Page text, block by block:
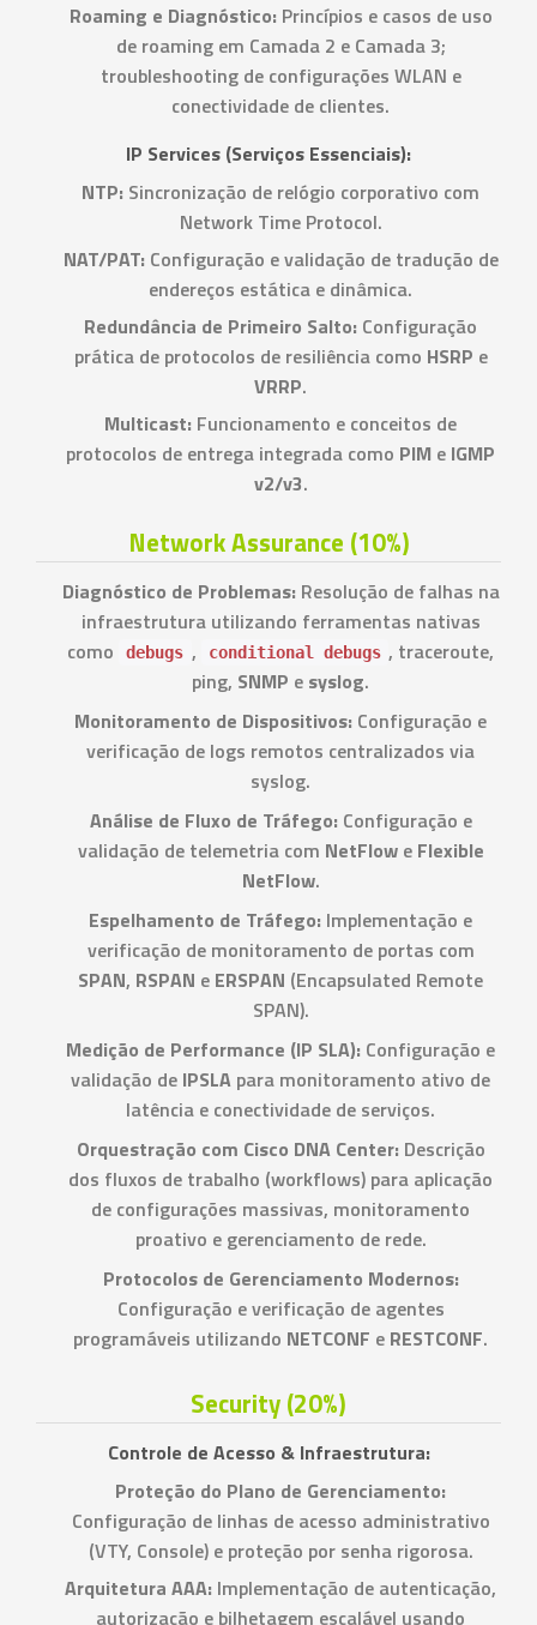
Roaming e Diagnóstico: Princípios e casos de uso
de roaming em Camada 2 e Camada 3;
troubleshooting de configurações WLAN e
conectividade de clientes.
IP Services (Serviços Essenciais):
NTP: Sincronização de relógio corporativo com
Network Time Protocol.
NAT/PAT: Configuração e validação de tradução de
endereços estática e dinâmica.
Redundância de Primeiro Salto: Configuração
prática de protocolos de resiliência como HSRP e
VRRP.
Multicast: Funcionamento e conceitos de
protocolos de entrega integrada como PIM e IGMP
v2/v3.
Network Assurance (10%)
Diagnóstico de Problemas: Resolução de falhas na
infraestrutura utilizando ferramentas nativas
como
debugs , conditional debugs , traceroute,
ping, SNMP e syslog.
Monitoramento de Dispositivos: Configuração e
verificação de logs remotos centralizados via
syslog.
Análise de Fluxo de Tráfego: Configuração e
validação de telemetria com NetFlowe Flexible
NetFlow.
Espelhamento de Tráfego: Implementação e
verificação de monitoramento de portas com
SPAN, RSPAN e ERSPAN (Encapsulated Remote
SPAN).
Medição de Performance (IP SLA): Configuração e
validação de IPSLA para monitoramento ativo de
latência e conectividade de serviços.
Orquestração com Cisco DNA Center: Descrição
dos fluxos de trabalho (workflows) para aplicação
de configurações massivas, monitoramento
proativo e gerenciamento de rede.
Protocolos de Gerenciamento Modernos:
Configuração e verificação de agentes
programáveis utilizando NETCONF e RESTCONF.
Security (20%)
Controle de Acesso & Infraestrutura:
Proteção do Plano de Gerenciamento:
Configuração de linhas de acesso administrativo
(VTY, Console) e proteção por senha rigorosa.
Arquitetura AAA: Implementação de autenticação,
autorização e bilhetagem escalável usando